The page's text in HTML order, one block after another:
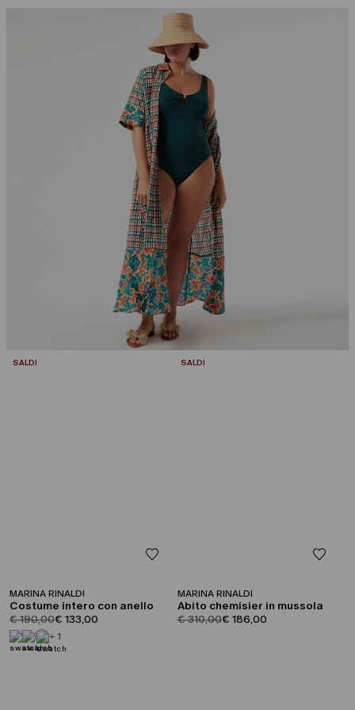
CATEGORIA:
SALDI
MARINA RINALDI
Costume intero con anello
product.price.original
€ 190,00product.price.sale
€ 133,00
+ 1
CATEGORIA:
SALDI
MARINA RINALDI
Abito chemisier in mussola
product.price.original
€ 310,00product.price.sale
€ 186,00